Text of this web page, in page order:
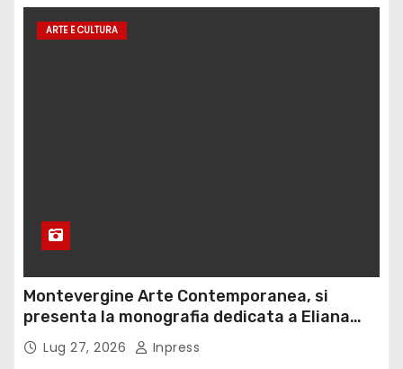
ARTE E CULTURA
Montevergine Arte Contemporanea, si
presenta la monografia dedicata a Eliana
Adorno
Lug 27, 2026 Inpress